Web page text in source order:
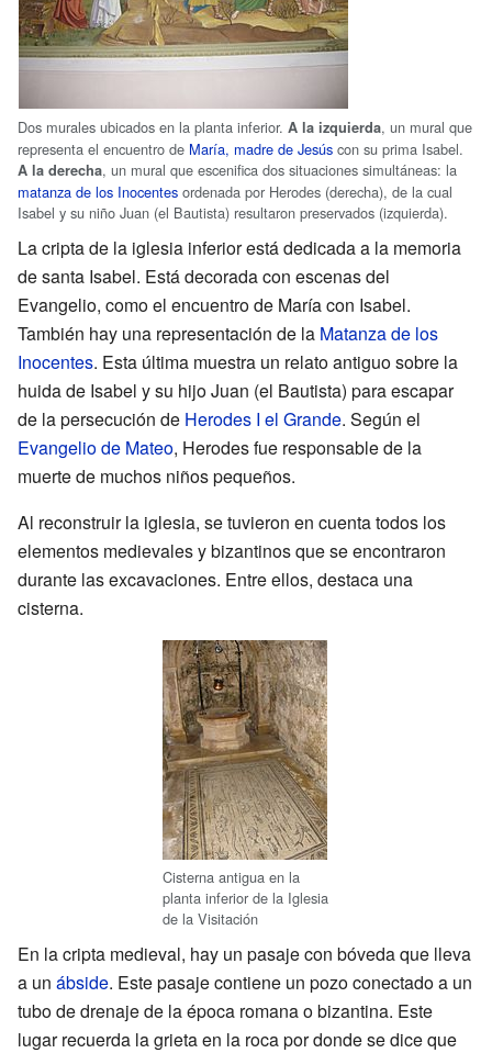
Dos murales ubicados en la planta inferior. A la izquierda, un mural que
representa el encuentro de María, madre de Jesús con su prima Isabel.
A la derecha, un mural que escenifica dos situaciones simultáneas: la
matanza de los Inocentes ordenada por Herodes (derecha), de la cual
Isabel y su niño Juan (el Bautista) resultaron preservados (izquierda).
La cripta de la iglesia inferior está dedicada a la memoria
de santa Isabel. Está decorada con escenas del
Evangelio, como el encuentro de María con Isabel.
También hay una representación de la Matanza de los
Inocentes. Esta última muestra un relato antiguo sobre la
huida de Isabel y su hijo Juan (el Bautista) para escapar
de la persecución de Herodes I el Grande. Según el
Evangelio de Mateo, Herodes fue responsable de la
muerte de muchos niños pequeños.
Al reconstruir la iglesia, se tuvieron en cuenta todos los
elementos medievales y bizantinos que se encontraron
durante las excavaciones. Entre ellos, destaca una
cisterna.
Cisterna antigua en la
planta inferior de la Iglesia
de la Visitación
En la cripta medieval, hay un pasaje con bóveda que lleva
a un ábside. Este pasaje contiene un pozo conectado a un
tubo de drenaje de la época romana o bizantina. Este
lugar recuerda la grieta en la roca por donde se dice que